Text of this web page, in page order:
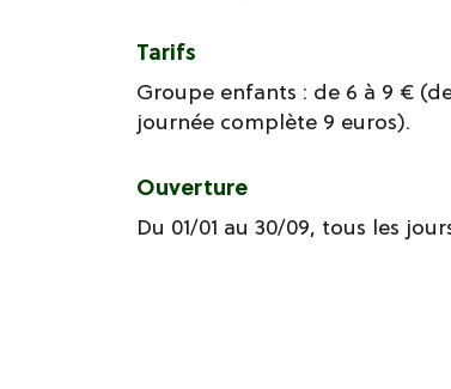
Tarifs
Groupe enfants : de 6 à 9 €
journée complète 9 euros).
Ouverture
Du 01/01 au 30/09, tous les